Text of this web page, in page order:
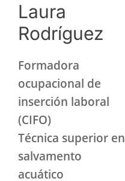
Laura
Rodríguez
Formadora
ocupacional de
inserción laboral
(CIFO)
Técnica superior en
salvamento
acuático